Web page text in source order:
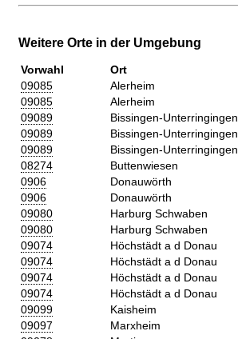
Weitere Orte in der Umgebung
Vorwahl Ort
09085
Alerheim
09085
Alerheim
09089
Bissingen-Unterringingen
09089
Bissingen-Unterringingen
09089
Bissingen-Unterringingen
08274
Buttenwiesen
0906
Donauwörth
0906
Donauwörth
09080
Harburg Schwaben
09080
Harburg Schwaben
09074
Höchstädt a d Donau
09074
Höchstädt a d Donau
09074
Höchstädt a d Donau
09074
Höchstädt a d Donau
09099
Kaisheim
09097
Marxheim